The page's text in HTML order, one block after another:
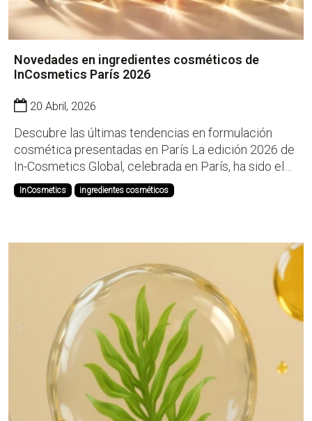
Novedades en ingredientes cosméticos de
InCosmetics París 2026
20 Abril, 2026
Descubre las últimas tendencias en formulación
cosmética presentadas en París La edición 2026 de
In-Cosmetics Global, celebrada en París, ha sido el
escenario clave para conocer las últimas
innovaciones en ingredientes cosméticos. En
InCosmetics ingredientes cosméticos